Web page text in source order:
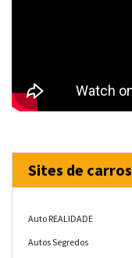
Sites de carros
Auto REALIDADE
Autos Segredos